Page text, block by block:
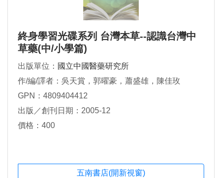
終身學習光碟系列 台灣本草--認識台灣中
草藥(中/小學篇)
出版單位： 國立中國醫藥研究所
作/編/譯者：吳天賞，郭曜豪，蕭盛雄，陳佳玫
GPN：4809404412
出版／創刊日期：2005-12
價格：400
五南書店(開新視窗)